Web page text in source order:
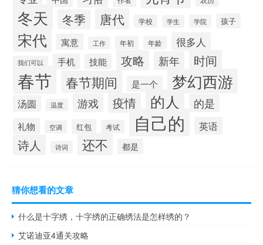
冬天 冬季 唐代 学校 学生 学院 孩子
宋代 寓意 工作 年初 年龄 很多人
我们可以 手机 技能 攻略 新年 时间
春节 春节期间 是一个 梦幻西游
汤圆 温度 游戏 疫情 的人 的是
礼物 空调 红包 考试 自己的 英语
诗人 诗词 还不 都是
猜你想看的文章
什么是十字绣，十字绣的正确绣法是怎样绣的？
艾诺迪亚4通关攻略